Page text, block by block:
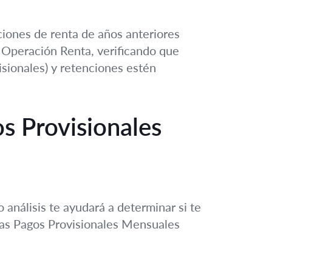
de renta de años anteriores
Renta, verificando que
y retenciones estén
Provisionales
te ayudará a determinar si te
Pagos Provisionales Mensuales